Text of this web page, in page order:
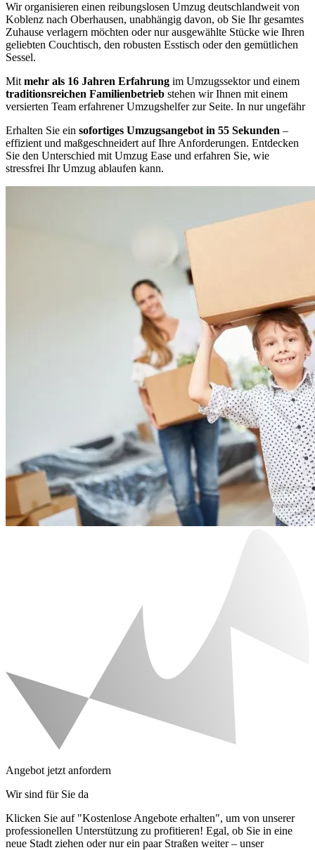
Wir organisieren einen reibungslosen Umzug deutschlandweit von
Koblenz nach Oberhausen, unabhängig davon, ob Sie Ihr gesamtes
Zuhause verlagern möchten oder nur ausgewählte Stücke wie Ihren
geliebten Couchtisch, den robusten Esstisch oder den gemütlichen
Sessel.
Mit mehr als 16 Jahren Erfahrung im Umzugssektor und einem
traditionsreichen Familienbetrieb stehen wir Ihnen mit einem
versierten Team erfahrener Umzugshelfer zur Seite. In nur ungefähr
Erhalten Sie ein sofortiges Umzugsangebot in 55 Sekunden –
effizient und maßgeschneidert auf Ihre Anforderungen. Entdecken
Sie den Unterschied mit Umzug Ease und erfahren Sie, wie
stressfrei Ihr Umzug ablaufen kann.
Angebot jetzt anfordern
Wir sind für Sie da
Klicken Sie auf "Kostenlose Angebote erhalten", um von unserer
professionellen Unterstützung zu profitieren! Egal, ob Sie in eine
neue Stadt ziehen oder nur ein paar Straßen weiter – unser